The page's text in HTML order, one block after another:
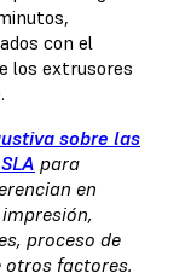
con el
los extrusores
sobre las
para
en
proceso de
factores.